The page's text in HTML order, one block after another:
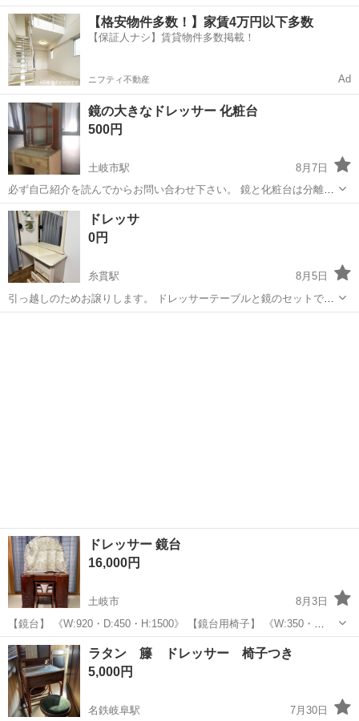
2.4㍍くらいです。 ・パナソニック品番CWL272 の商品です。 長さ
等詳細はこちらで確認をお願いします。
岐阜 美濃加茂市 美濃川合駅 ドレッサー
【格安物件多数！】家賃4万円以下多数
【保証人ナシ】賃貸物件多数掲載！
ニフティ不動産 Ad
鏡の大きなドレッサー 化粧台
500円
土岐市駅
8月7日
必ず自己紹介を読んでからお問い合わせ下さい。 鏡と化粧台は分離で
きます。 鏡のサイズ横46cm高さ90cm 化粧台サイズ横63cm奥行33cm
高さ59cm 多少痛みや汚れはありますがまだまだ使えます。 鏡部分だ
けでもこの価...
岐阜 土岐市 土岐市駅
ドレッサ
0円
糸貫駅
8月5日
引っ越しのためお譲りします。 ドレッサーテーブルと鏡のセットで
す。 ・鏡は取り外し可能です（テーブルに固定されていません） ・引
ドレッサー 鏡台
16,000円
土岐市
8月3日
【鏡台】 《W:920・D:450・H:1500》 【鏡台用椅子】 《W:350・
D:440・H(背面):570、H(座面):420》 鏡部分は取り外し可能です とても
綺麗なものです。
岐阜 土岐市 ドレッサー
ラタン 籐 ドレッサー 椅子つき
5,000円
名鉄岐阜駅
7月30日